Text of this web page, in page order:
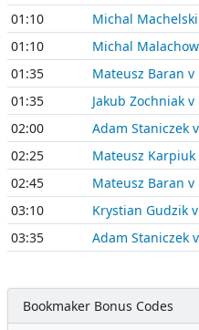
01:10
Michal
01:10
Michal
01:35
Mateusz Baran
01:35
Jakub Zochniak
02:00
Adam Staniczek
02:25
Mateusz
02:45
Mateusz Baran
03:10
Krystian Gudzik
03:35
Adam Staniczek
Bookmaker Bonus Codes